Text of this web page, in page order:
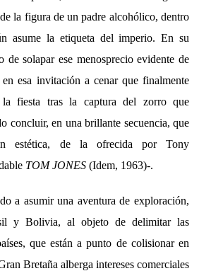
la figura de un padre alcohólico, dentro
asume la etiqueta del imperio. En su
de solapar ese menosprecio evidente de
en esa invitación a cenar que finalmente
fiesta tras la captura del zorro que
concluir, en una brillante secuencia, que
estética, de la ofrecida por Tony
TOM JONES (Idem, 1963)-.
a asumir una aventura de exploración,
y Bolivia, al objeto de delimitar las
que están a punto de colisionar en
Bretaña alberga intereses comerciales